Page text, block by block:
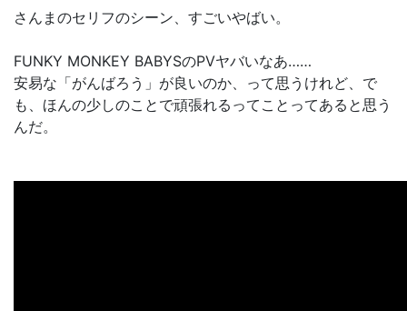
さんまのセリフのシーン、すごいやばい。
FUNKY MONKEY BABYSのPVヤバいなあ……
安易な「がんばろう」が良いのか、って思うけれど、で
も、ほんの少しのことで頑張れるってことってあると思う
んだ。